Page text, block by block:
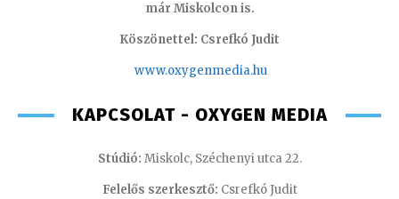
már Miskolcon is.
Köszönettel: Csrefkó Judit
www.oxygenmedia.hu
KAPCSOLAT - OXYGEN MEDIA
Stúdió: Miskolc, Széchenyi utca 22.
Felelős szerkesztő: Csrefkó Judit